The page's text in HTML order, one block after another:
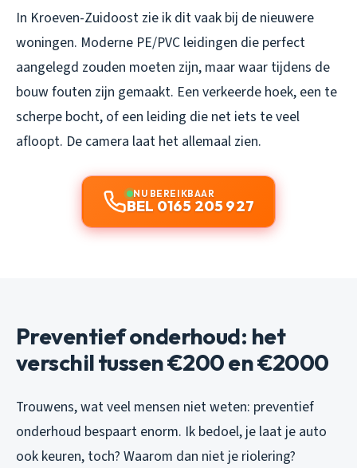
In Kroeven-Zuidoost zie ik dit vaak bij de nieuwere
woningen. Moderne PE/PVC leidingen die perfect
aangelegd zouden moeten zijn, maar waar tijdens de
bouw fouten zijn gemaakt. Een verkeerde hoek, een te
scherpe bocht, of een leiding die net iets te veel
afloopt. De camera laat het allemaal zien.
NU BEREIKBAAR
BEL 0165 205 927
Preventief onderhoud: het
verschil tussen €200 en €2000
Trouwens, wat veel mensen niet weten: preventief
onderhoud bespaart enorm. Ik bedoel, je laat je auto
ook keuren, toch? Waarom dan niet je riolering?